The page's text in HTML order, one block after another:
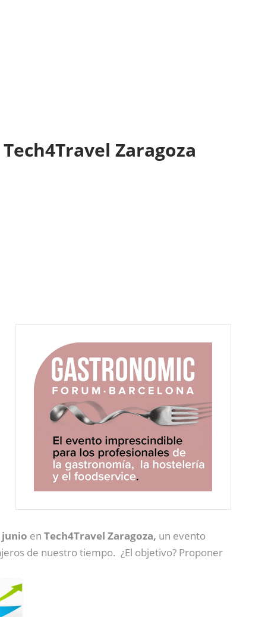
Zaragoza
junio en Tech4Travel Zaragoza, un evento
de nuestro tiempo. ¿El objetivo? Proponer